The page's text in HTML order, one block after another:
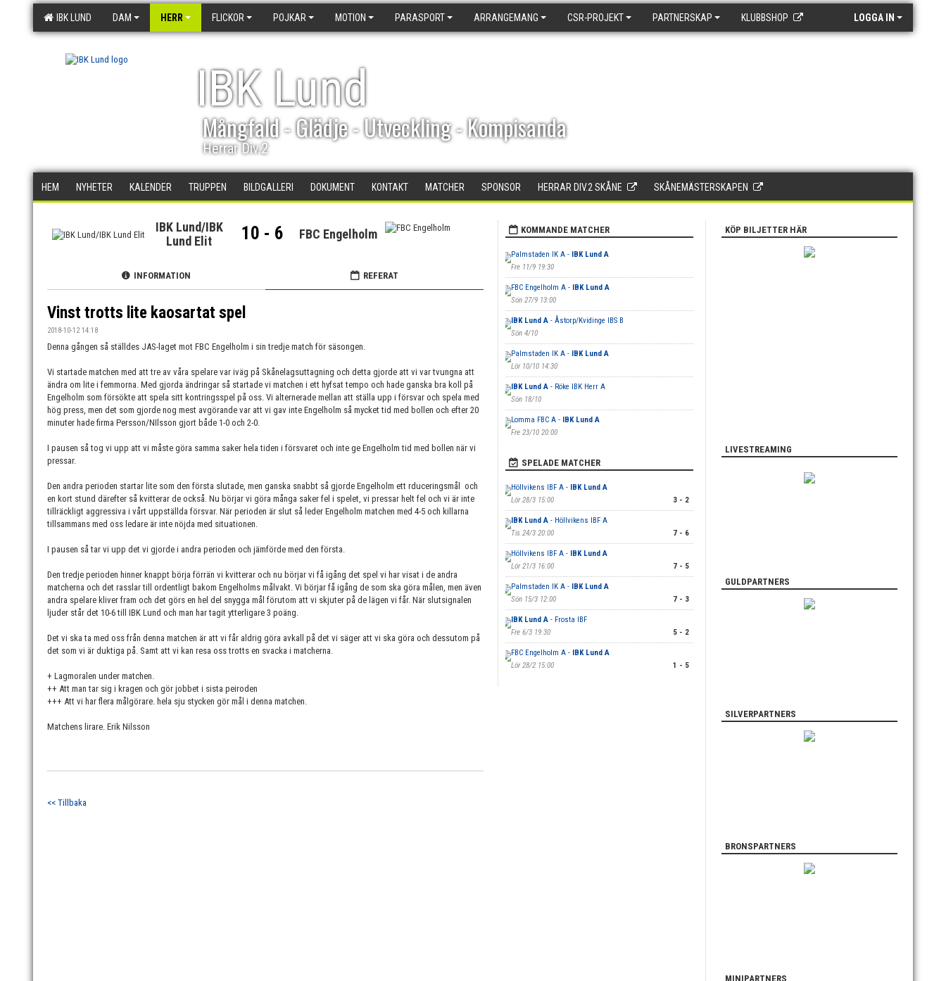
IBK LUND DAM HERR FLICKOR POJKAR MOTION PARASPORT ARRANGEMANG CSR-PROJEKT PARTNERSKAP KLUBBSHOP LOGGA IN
IBK Lund
Mångfald - Glädje - Utveckling - Kompisanda
Herrar Div.2
HEM NYHETER KALENDER TRUPPEN BILDGALLERI DOKUMENT KONTAKT MATCHER SPONSOR HERRAR DIV.2 SKÅNE SKÅNEMÄSTERSKAPEN
IBK Lund/IBK
Lund Elit
10 - 6 FBC Engelholm
INFORMATION REFERAT
Vinst trotts lite kaosartat spel
2018-10-12 14:18
Denna gången så ställdes JAS-laget mot FBC Engelholm i sin tredje match för säsongen.
Vi startade matchen med att tre av våra spelare var iväg på Skånelagsuttagning och detta gjorde att vi var tvungna att
ändra om lite i femmorna. Med gjorda ändringar så startade vi matchen i ett hyfsat tempo och hade ganska bra koll på
Engelholm som försökte att spela sitt kontringsspel på oss. Vi alternerade mellan att ställa upp i försvar och spela med
hög press, men det som gjorde nog mest avgörande var att vi gav inte Engelholm så mycket tid med bollen och efter 20
minuter hade firma Persson/NIlsson gjort både 1-0 och 2-0.
I pausen så tog vi upp att vi måste göra samma saker hela tiden i försvaret och inte ge Engelholm tid med bollen när vi
pressar.
Den andra perioden startar lite som den första slutade, men ganska snabbt så gjorde Engelholm ett rduceringsmål och
en kort stund därefter så kvitterar de också. Nu börjar vi göra många saker fel i spelet, vi pressar helt fel och vi är inte
tillräckligt aggressiva i vårt uppställda försvar. När perioden är slut så leder Engelholm matchen med 4-5 och killarna
tillsammans med oss ledare är inte nöjda med situationen.
I pausen så tar vi upp det vi gjorde i andra perioden och jämförde med den första.
Den tredje perioden hinner knappt börja förrän vi kvitterar och nu börjar vi få igång det spel vi har visat i de andra
matcherna och det rasslar till ordentligt bakom Engelholms målvakt. Vi börjar få igång de som ska göra målen, men även
andra spelare kliver fram och det görs en hel del snygga mål förutom att vi skjuter på de lägen vi får. När slutsignalen
ljuder står det 10-6 till IBK Lund och man har tagit ytterligare 3 poäng.
Det vi ska ta med oss från denna matchen är att vi får aldrig göra avkall på det vi säger att vi ska göra och dessutom på
det som vi är duktiga på. Samt att vi kan resa oss trotts en svacka i matcherna.
+ Lagmoralen under matchen.
++ Att man tar sig i kragen och gör jobbet i sista peiroden
+++ Att vi har flera målgörare. hela sju stycken gör mål i denna matchen.
Matchens lirare. Erik Nilsson
<< Tillbaka
KOMMANDE MATCHER
Palmstaden IK A - IBK Lund A
Fre 11/9 19:30
FBC Engelholm A - IBK Lund A
Sön 27/9 13:00
IBK Lund A- Åstorp/Kvidinge IBS B
Sön 4/10
Palmstaden IK A - IBK Lund A
Lör 10/10 14:30
IBK Lund A- Röke IBK Herr A
Sön 18/10
Lomma FBC A - IBK Lund A
Fre 23/10 20:00
SPELADE MATCHER
Höllvikens IBF A - IBK Lund A
Lör 28/3 15:00
3 - 2
IBK Lund A- Höllvikens IBF A
Tis 24/3 20:00
7 - 6
Höllvikens IBF A - IBK Lund A
Lör 21/3 16:00
7 - 5
Palmstaden IK A - IBK Lund A
Sön 15/3 12:00
7 - 3
IBK Lund A- Frosta IBF
Fre 6/3 19:30
5 - 2
FBC Engelholm A - IBK Lund A
Lör 28/2 15:00
1 - 5
KÖP BILJETTER HÄR
LIVESTREAMING
GULDPARTNERS
SILVERPARTNERS
BRONSPARTNERS
MINIPARTNERS